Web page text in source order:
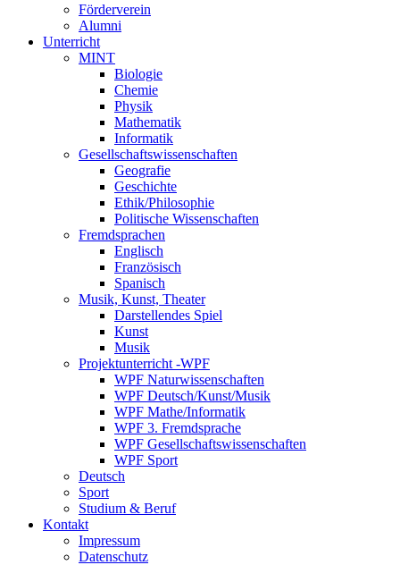
Förderverein
Alumni
Unterricht
MINT
Biologie
Chemie
Physik
Mathematik
Informatik
Gesellschaftswissenschaften
Geografie
Geschichte
Ethik/Philosophie
Politische Wissenschaften
Fremdsprachen
Englisch
Französisch
Spanisch
Musik, Kunst, Theater
Darstellendes Spiel
Kunst
Musik
Projektunterricht -WPF
WPF Naturwissenschaften
WPF Deutsch/Kunst/Musik
WPF Mathe/Informatik
WPF 3. Fremdsprache
WPF Gesellschaftswissenschaften
WPF Sport
Deutsch
Sport
Studium & Beruf
Kontakt
Impressum
Datenschutz